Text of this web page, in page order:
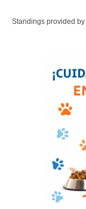
Standings provided by